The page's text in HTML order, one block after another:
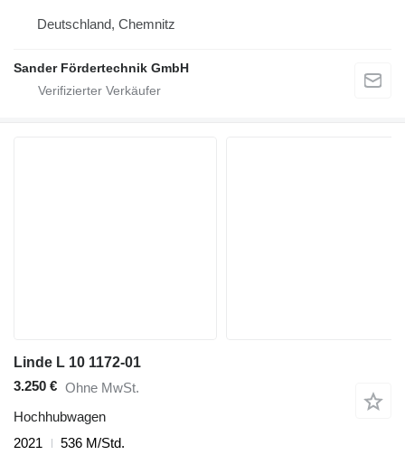
Deutschland, Chemnitz
Sander Fördertechnik GmbH
Linde L 10 1172-01
3.250 € Ohne MwSt.
Hochhubwagen
2021
536 M/Std.